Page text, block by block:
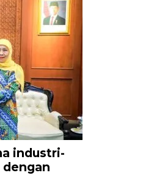
industri-